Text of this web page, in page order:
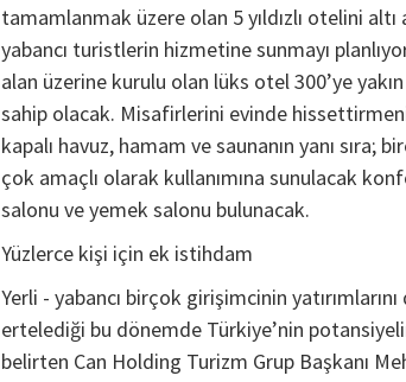
tamamlanmak üzere olan 5 yıldızlı otelini
yabancı turistlerin hizmetine sunmayı
alan üzerine kurulu olan lüks otel 300’ye
sahip olacak. Misafirlerini evinde
kapalı havuz, hamam ve saunanın yanı sıra;
çok amaçlı olarak kullanımına sunulacak
salonu ve yemek salonu bulunacak.
Yüzlerce kişi için ek istihdam
Yerli - yabancı birçok girişimcinin
ertelediği bu dönemde Türkiye’nin
belirten Can Holding Turizm Grup Başkanı